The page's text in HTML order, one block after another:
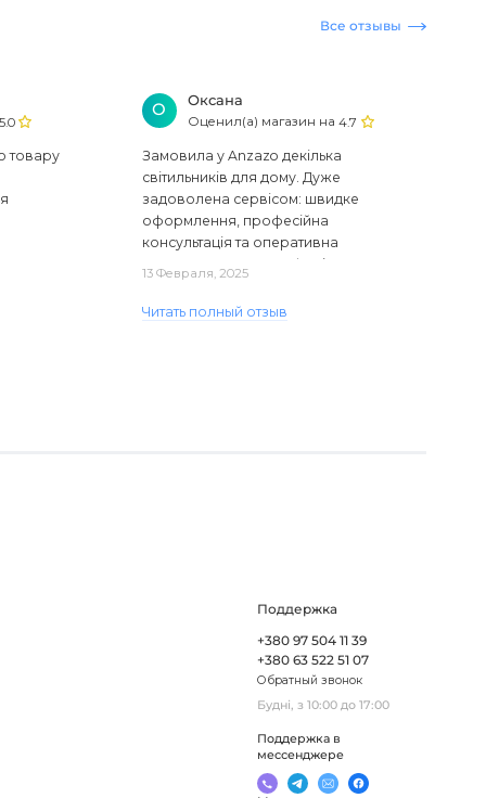
Все отзывы
5.0
товару
О
Оксана
Оценил(а) магазин на4.7
Замовила у Anzazo декілька
світильників для дому. Дуже
задоволена сервісом: швидке
оформлення, професійна
консультація та оперативна
доставка. Один з плафонів, на жаль,
13 Февраля, 2025
Читать полный отзыв
Поддержка
+380 97 504 11 39
+380 63 522 51 07
Обратный звонок
Будні, з 10:00 до 17:00
Поддержка в
мессенджере